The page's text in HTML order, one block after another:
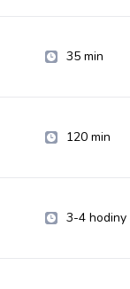
35 min
120 min
3-4 hodiny